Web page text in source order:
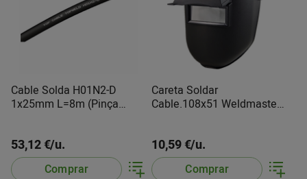
Cable Solda H01N2-D
1x25mm L=8m (Pinça
53,12 €/u.
Comprar
Careta Soldar
Cable.108x51 Weldmaster
10,59 €/u.
Comprar